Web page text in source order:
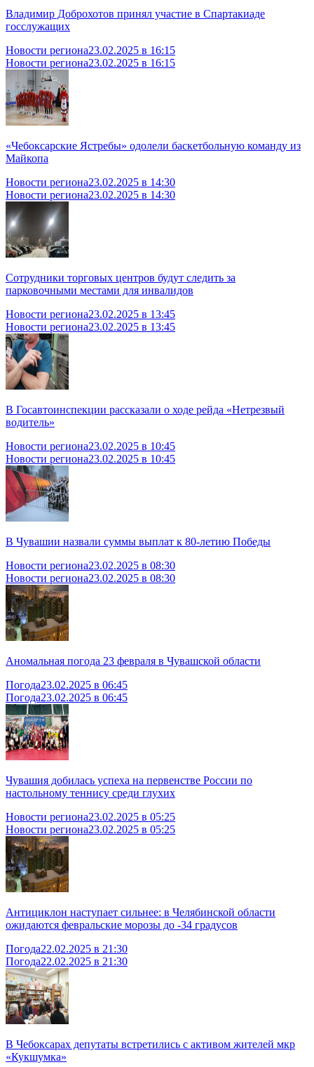
Владимир Доброхотов принял участие в Спартакиаде
госслужащих
Новости региона23.02.2025 в 16:15
Новости региона23.02.2025 в 16:15
«Чебоксарские Ястребы» одолели баскетбольную команду из
Майкопа
Новости региона23.02.2025 в 14:30
Новости региона23.02.2025 в 14:30
Сотрудники торговых центров будут следить за
парковочными местами для инвалидов
Новости региона23.02.2025 в 13:45
Новости региона23.02.2025 в 13:45
В Госавтоинспекции рассказали о ходе рейда «Нетрезвый
водитель»
Новости региона23.02.2025 в 10:45
Новости региона23.02.2025 в 10:45
В Чувашии назвали суммы выплат к 80-летию Победы
Новости региона23.02.2025 в 08:30
Новости региона23.02.2025 в 08:30
Аномальная погода 23 февраля в Чувашской области
Погода23.02.2025 в 06:45
Погода23.02.2025 в 06:45
Чувашия добилась успеха на первенстве России по
настольному теннису среди глухих
Новости региона23.02.2025 в 05:25
Новости региона23.02.2025 в 05:25
Антициклон наступает сильнее: в Челябинской области
ожидаются февральские морозы до -34 градусов
Погода22.02.2025 в 21:30
Погода22.02.2025 в 21:30
В Чебоксарах депутаты встретились с активом жителей мкр
«Кукшумка»